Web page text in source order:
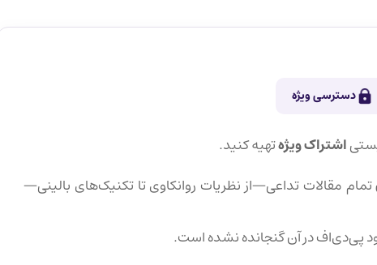
دسترسی ویژه
اشتراک ویژهتهیه کنید.
تمام مقالات تداعی—از نظریات روانکاوی تا تکنیک‌های بالینی—
پی‌دی‌اف در آن گنجانده نشده است.